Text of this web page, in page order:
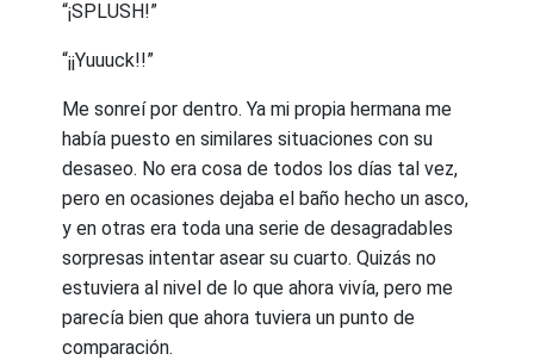
“¡SPLUSH!”
“¡¡Yuuuck!!”
Me sonreí por dentro. Ya mi propia hermana me
había puesto en similares situaciones con su
desaseo. No era cosa de todos los días tal vez,
pero en ocasiones dejaba el baño hecho un asco,
y en otras era toda una serie de desagradables
sorpresas intentar asear su cuarto. Quizás no
estuviera al nivel de lo que ahora vivía, pero me
parecía bien que ahora tuviera un punto de
comparación.